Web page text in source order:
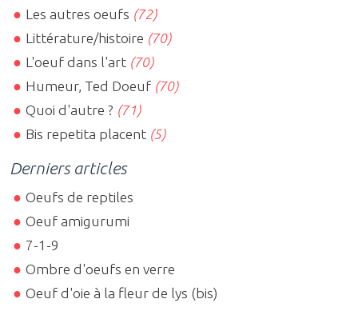
Les autres oeufs (72)
Littérature/histoire (70)
L'oeuf dans l'art (70)
Humeur, Ted Doeuf (70)
Quoi d'autre ? (71)
Bis repetita placent (5)
Derniers articles
Oeufs de reptiles
Oeuf amigurumi
7-1-9
Ombre d'oeufs en verre
Oeuf d'oie à la fleur de lys (bis)